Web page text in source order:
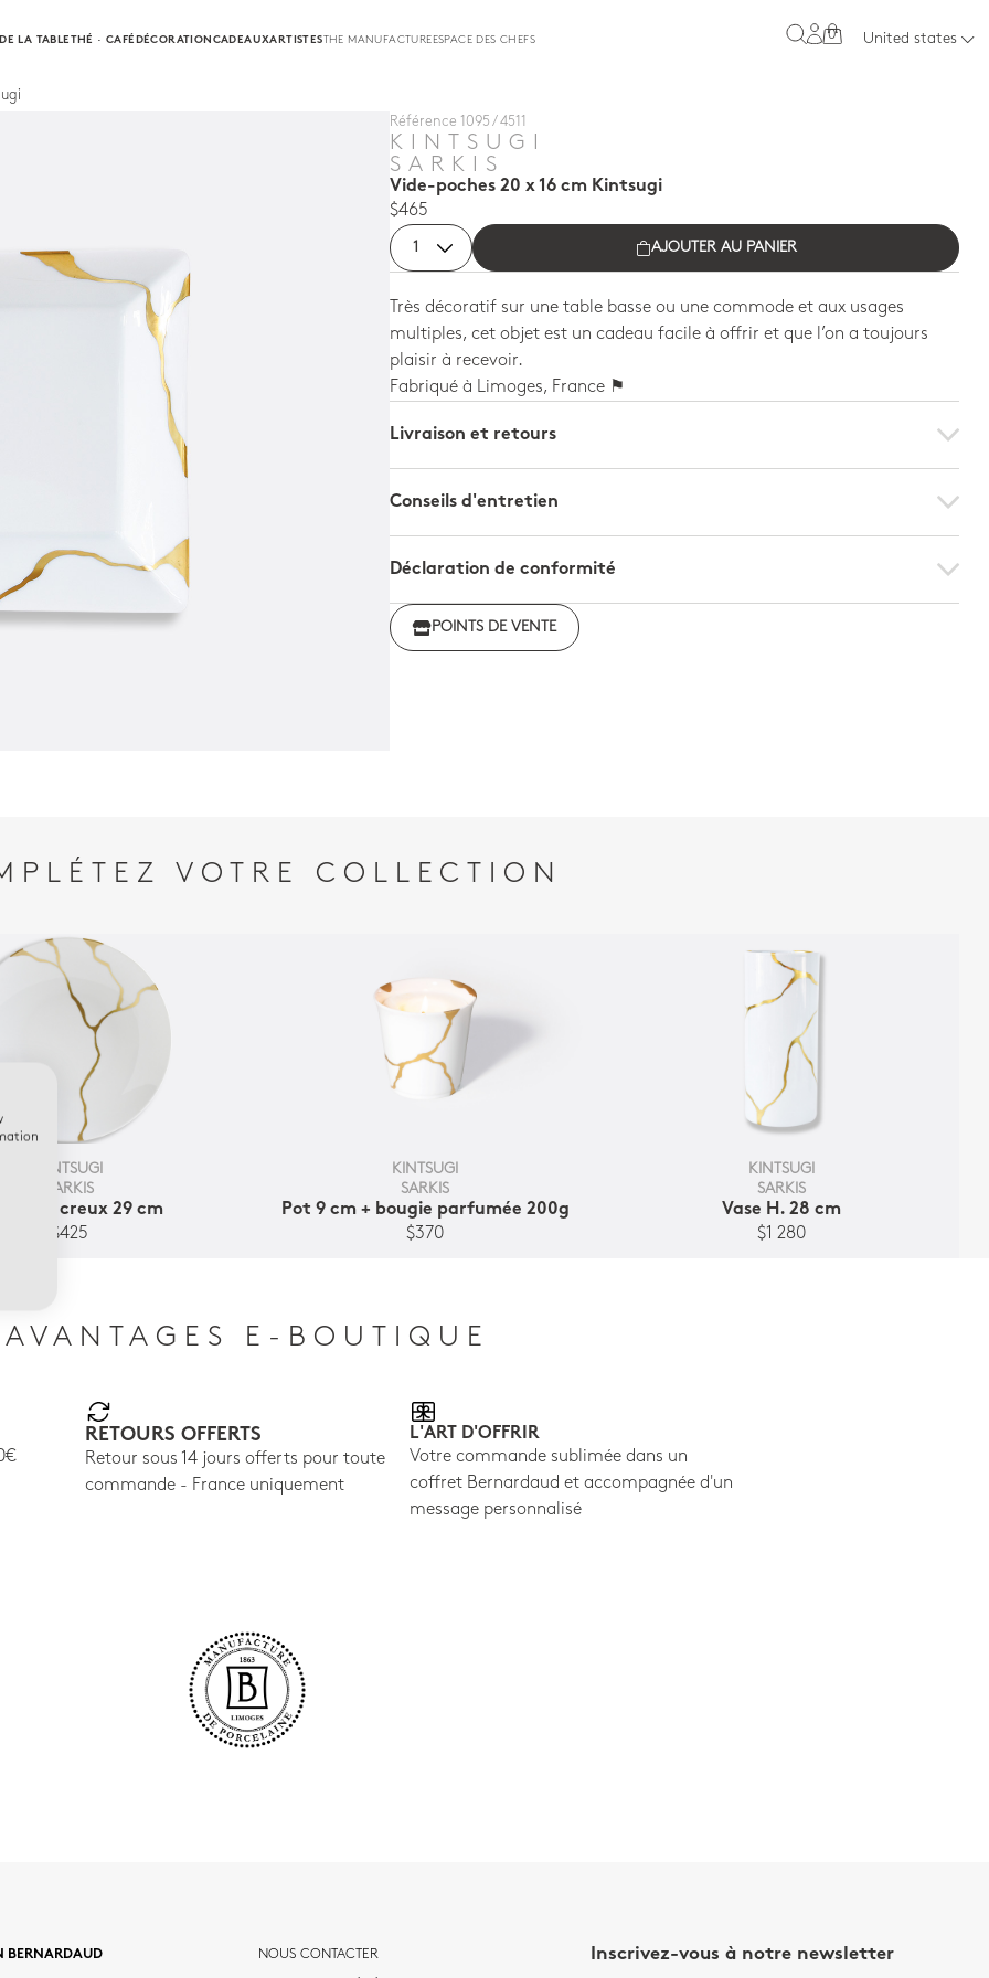
LA TABLETHÉ · CAFÉDÉCORATIONCADEAUXARTISTESTHE MANUFACTUREESPACE DES CHEFS 0 United states
Référence 1095 / 4511
KINTSUGI
SARKIS
Vide-poches 20 x 16 cm Kintsugi
$465
AJOUTER AU PANIER
Très décoratif sur une table basse ou une commode et aux usages
multiples, cet objet est un cadeau facile à offrir et que l’on a toujours
plaisir à recevoir.
Fabriqué à Limoges, France ⚑
Livraison et retours
Conseils d'entretien
Déclaration de conformité
Déclaration de conformité
POINTS DE VENTE
VOTRE COLLECTION
KINTSUGI
SARKIS
rond creux 29 cm
$425
KINTSUGI
SARKIS
Pot 9 cm + bougie parfumée 200g
$370
KINTSUGI
SARKIS
Vase H. 28 cm
$1 280
AVANTAGES E-BOUTIQUE
RETOURS OFFERTS
Retour sous 14 jours offerts pour toute
commande - France uniquement
L'ART D'OFFRIR
Votre commande sublimée dans un
coffret Bernardaud et accompagnée d'un
message personnalisé
BERNARDAUD NOUS CONTACTER Inscrivez-vous à notre newsletter